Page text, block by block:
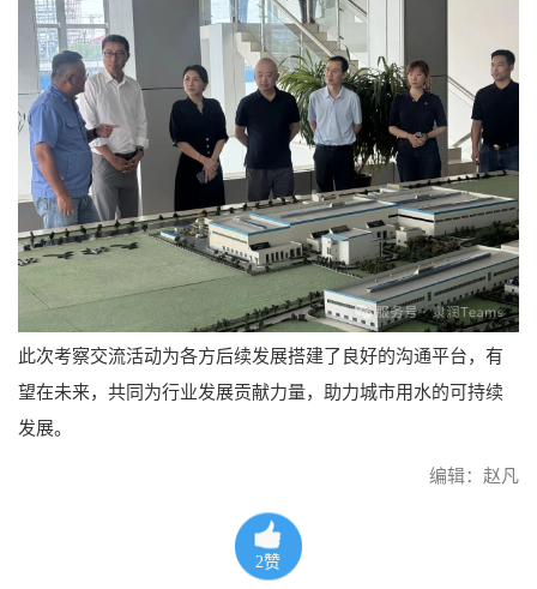
此次考察交流活动为各方后续发展搭建了良好的沟通平台，有
望在未来，共同为行业发展贡献力量，助力城市用水的可持续
发展。
编辑：赵凡
2赞